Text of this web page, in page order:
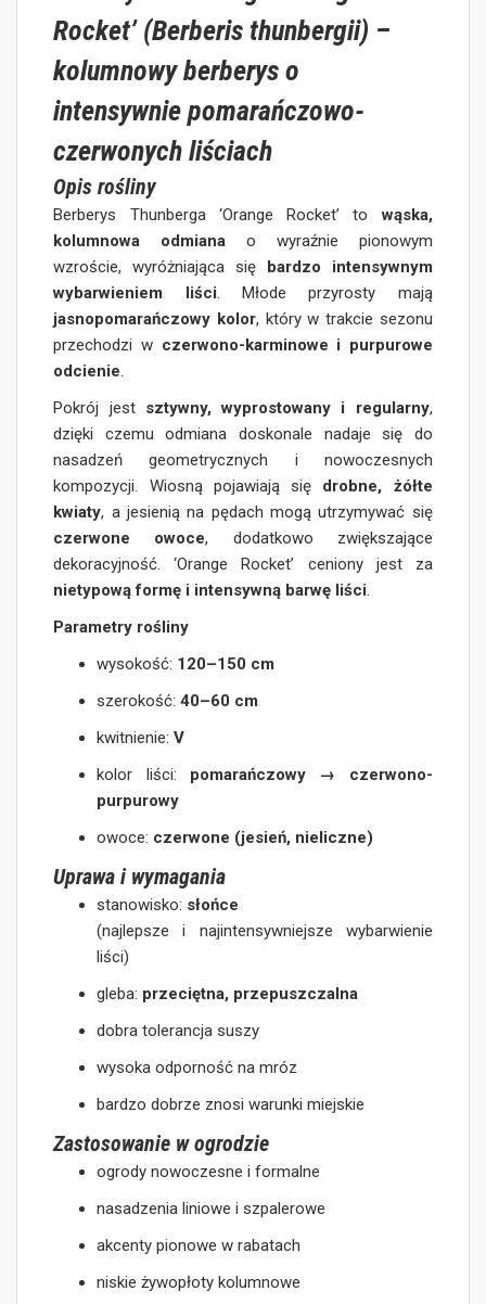
Rocket’ (Berberis thunbergii) –
kolumnowy berberys o
intensywnie pomarańczowo-
czerwonych liściach
Opis rośliny
Berberys Thunberga ‘Orange Rocket’ towąska,
kolumnowa odmiana o wyraźnie pionowym
wzroście, wyróżniająca się
bardzo intensywnym
wybarwieniem liści. Młode przyrosty mają
jasnopomarańczowy kolor, który w trakcie sezonu
przechodzi w czerwono-karminowe i purpurowe
odcienie.
Pokrój jest sztywny, wyprostowany i regularny,
dzięki czemu odmiana doskonale nadaje się do
nasadzeń geometrycznych i nowoczesnych
kompozycji. Wiosną pojawiają się drobne, żółte
kwiaty, a jesienią na pędach mogą utrzymywać się
czerwone owoce, dodatkowo zwiększające
dekoracyjność. ‘Orange Rocket’ ceniony jest za
nietypową formę i intensywną barwę liści.
Parametry rośliny
wysokość: 120–150 cm
szerokość:40–60 cm
kwitnienie:V
kolor liści: pomarańczowy → czerwono-
purpurowy
owoce: czerwone (jesień, nieliczne)
Uprawa i wymagania
stanowisko: słońce
(najlepsze i najintensywniejsze wybarwienie
liści)
gleba: przeciętna, przepuszczalna
dobra tolerancja suszy
wysoka odporność na mróz
bardzo dobrze znosi warunki miejskie
Zastosowanie w ogrodzie
ogrody nowoczesne i formalne
nasadzenia liniowe i szpalerowe
akcenty pionowe w rabatach
niskie żywopłoty kolumnowe